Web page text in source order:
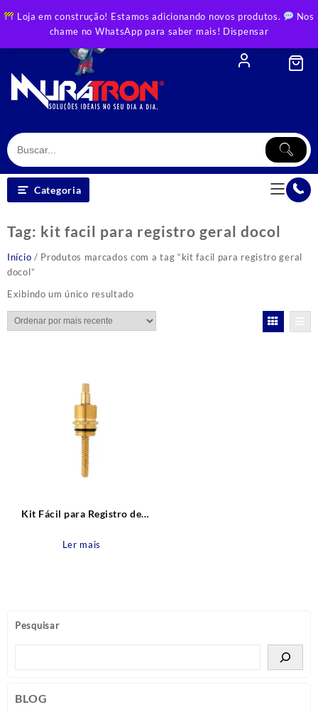
Loja em construção! Estamos adicionando novos produtos.
Nos
chame no WhatsApp para saber mais! Dispensar
to
Categoria
Pesquisar
BLOG
Tag: kit facil para registro geral docol
Início / Produtos marcados com a tag “kit facil para registro geral
docol”
Exibindo um único resultado
Kit Fácil para Registro de
Blukit
Ler mais